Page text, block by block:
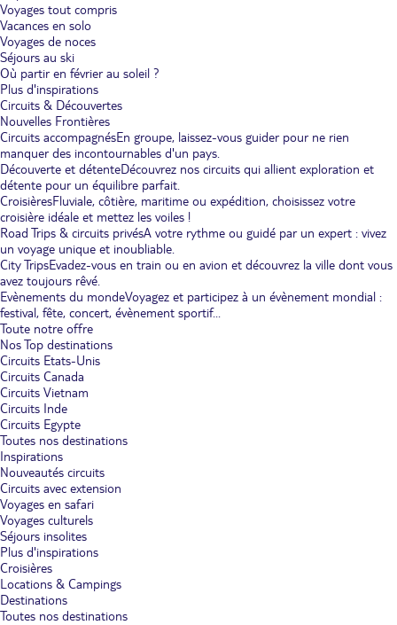
Voyages tout compris
Vacances en solo
Voyages de noces
Séjours au ski
Où partir en février au soleil ?
Plus d'inspirations
Circuits & Découvertes
Nouvelles Frontières
Circuits accompagnésEn groupe, laissez-vous guider pour ne rien
manquer des incontournables d'un pays.
Découverte et détenteDécouvrez nos circuits qui allient exploration et
détente pour un équilibre parfait.
CroisièresFluviale, côtière, maritime ou expédition, choisissez votre
croisière idéale et mettez les voiles !
Road Trips & circuits privésA votre rythme ou guidé par un expert : vivez
un voyage unique et inoubliable.
City TripsEvadez-vous en train ou en avion et découvrez la ville dont vous
avez toujours rêvé.
Evènements du mondeVoyagez et participez à un évènement mondial :
festival, fête, concert, évènement sportif...
Toute notre offre
Nos Top destinations
Circuits Etats-Unis
Circuits Canada
Circuits Vietnam
Circuits Inde
Circuits Egypte
Toutes nos destinations
Inspirations
Nouveautés circuits
Circuits avec extension
Voyages en safari
Voyages culturels
Séjours insolites
Plus d'inspirations
Croisières
Locations & Campings
Destinations
Toutes nos destinations